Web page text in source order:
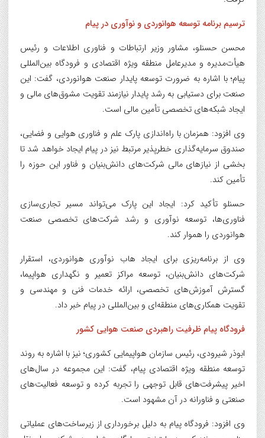
ترسیم برنامه توسعه هوانوردی و نوآوری در پیام
محسن حسنلو، مشاور وزیر ارتباطات و فناوری اطلاعات و رئیس
هیأت‌مدیره و مدیرعامل منطقه ویژه اقتصادی و فرودگاه بین‌المللی
پیام؛ با اشاره به ضرورت توسعه پایدار صنعت هوانوردی، گفت: این
صنعت برای دستیابی به رشد پایدار نیازمند تقویت مشوق‌های مالی و
ایجاد شبکه‌های تخصصی تأمین مالی است.
وی افزود: همزمان با راه‌اندازی پارک علم و فناوری هوایی و فضایی،
صندوق سرمایه‌گذاری خطرپذیر مرتبط نیز در پیام ایجاد خواهد شد تا
بخشی از نیازهای مالی شرکت‌های دانش‌بنیان و فناور این حوزه را
تأمین کند.
حسنلو تأکید کرد: ایجاد این پارک می‌تواند مسیر تجاری‌سازی
فناوری‌ها، توسعه نوآوری و رشد شرکت‌های تخصصی صنعت
هوانوردی را هموار کند.
وی از برنامه‌ریزی برای ایجاد هاب نوآوری هوانوردی، استقرار
شرکت‌های دانش‌بنیان، توسعه مراکز تعمیر و نگهداری هواپیما،
گسترش آموزش‌های تخصصی، ارائه خدمات فنی و مهندسی و
تقویت همکاری‌های منطقه‌ای و بین‌المللی در پیام خبر داد.
فرودگاه پیام ظرفیت راهبردی صنعت هوایی کشور
ابوذر شیرودی، رئیس سازمان هواپیمایی کشوری؛ نیز با اشاره به روند
توسعه منطقه ویژه اقتصادی پیام، گفت: این مجموعه در سال‌های
اخیر پیشرفت‌های قابل توجهی را تجربه کرده و توسعه فعالیت‌های
صنعتی و فناورانه در آن مشهود است.
وی افزود: فرودگاه پیام به دلیل برخورداری از زیرساخت‌های عملیاتی